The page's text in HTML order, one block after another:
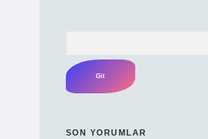
SON YORUMLAR